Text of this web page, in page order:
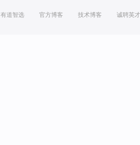
有道智选 官方博客 技术博客 诚聘英才